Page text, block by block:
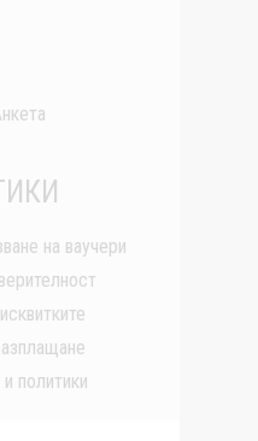
на ваучери
политики